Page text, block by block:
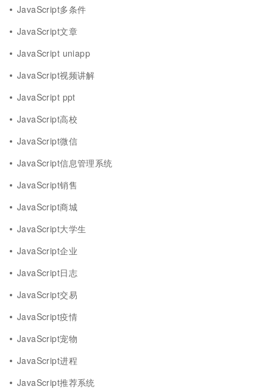
JavaScript多条件
JavaScript文章
JavaScript uniapp
JavaScript视频讲解
JavaScript ppt
JavaScript高校
JavaScript微信
JavaScript信息管理系统
JavaScript销售
JavaScript商城
JavaScript大学生
JavaScript企业
JavaScript日志
JavaScript交易
JavaScript疫情
JavaScript宠物
JavaScript进程
JavaScript推荐系统